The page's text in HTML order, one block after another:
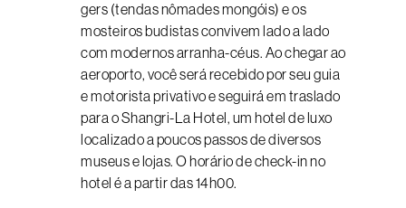
gers (tendas nômades mongóis) e os
mosteiros budistas convivem lado a lado
com modernos arranha-céus. Ao chegar ao
aeroporto, você será recebido por seu guia
e motorista privativo e seguirá em traslado
para o Shangri-La Hotel, um hotel de luxo
localizado a poucos passos de diversos
museus e lojas. O horário de check-in no
hotel é a partir das 14h00.